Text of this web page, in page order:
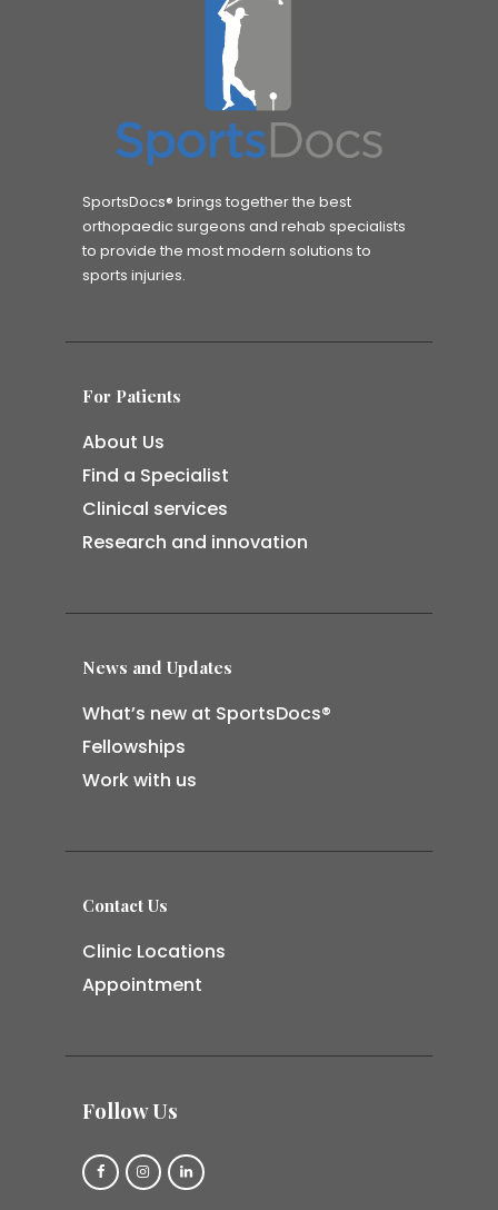
SportsDocs® brings together the best
orthopaedic surgeons and rehab specialists
to provide the most modern solutions to
sports injuries.
For Patients
About Us
Find a Specialist
Clinical services
Research and innovation
News and Updates
What’s new at SportsDocs®
Fellowships
Work with us
Contact Us
Clinic Locations
Appointment
Follow Us